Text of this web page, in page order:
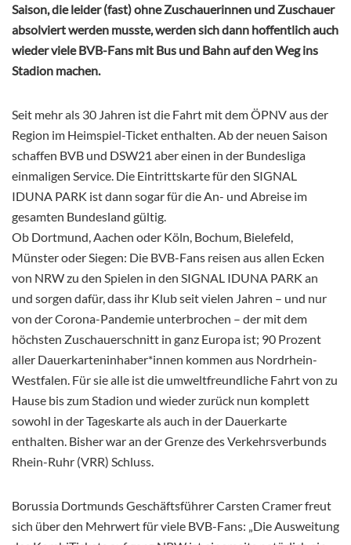
Saison, die leider (fast) ohne Zuschauerinnen und Zuschauer
absolviert werden musste, werden sich dann hoffentlich auch
wieder viele BVB-Fans mit Bus und Bahn auf den Weg ins
Stadion machen.
Seit mehr als 30 Jahren ist die Fahrt mit dem ÖPNV aus der
Region im Heimspiel-Ticket enthalten. Ab der neuen Saison
schaffen BVB und DSW21 aber einen in der Bundesliga
einmaligen Service. Die Eintrittskarte für den SIGNAL
IDUNA PARK ist dann sogar für die An- und Abreise im
gesamten Bundesland gültig.
Ob Dortmund, Aachen oder Köln, Bochum, Bielefeld,
Münster oder Siegen: Die BVB-Fans reisen aus allen Ecken
von NRW zu den Spielen in den SIGNAL IDUNA PARK an
und sorgen dafür, dass ihr Klub seit vielen Jahren – und nur
von der Corona-Pandemie unterbrochen – der mit dem
höchsten Zuschauerschnitt in ganz Europa ist; 90 Prozent
aller Dauerkarteninhaber*innen kommen aus Nordrhein-
Westfalen. Für sie alle ist die umweltfreundliche Fahrt von zu
Hause bis zum Stadion und wieder zurück nun komplett
sowohl in der Tageskarte als auch in der Dauerkarte
enthalten. Bisher war an der Grenze des Verkehrsverbunds
Rhein-Ruhr (VRR) Schluss.
Borussia Dortmunds Geschäftsführer Carsten Cramer freut
sich über den Mehrwert für viele BVB-Fans: „Die Ausweitung